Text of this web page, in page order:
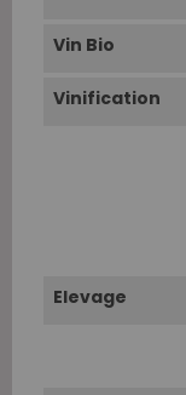
Vin Bio
Vinification
Elevage